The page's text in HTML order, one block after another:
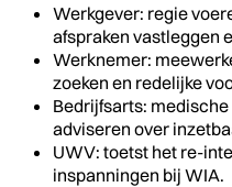
Werkgever: regie
afspraken vastleggen
Werknemer:
zoeken en redelijke
Bedrijfsarts:
adviseren over
UWV: toetst het re-
inspanningen bij WIA.